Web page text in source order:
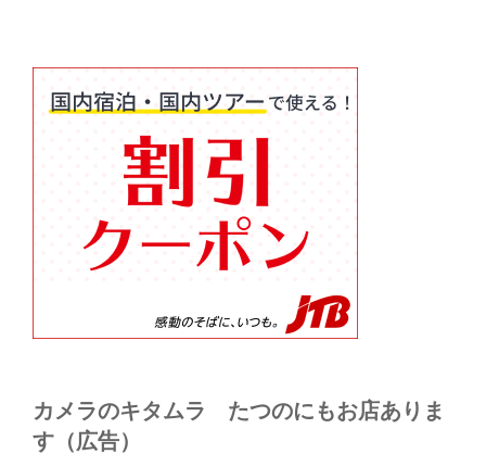
カメラのキタムラ たつのにもお店ありま
す（広告）